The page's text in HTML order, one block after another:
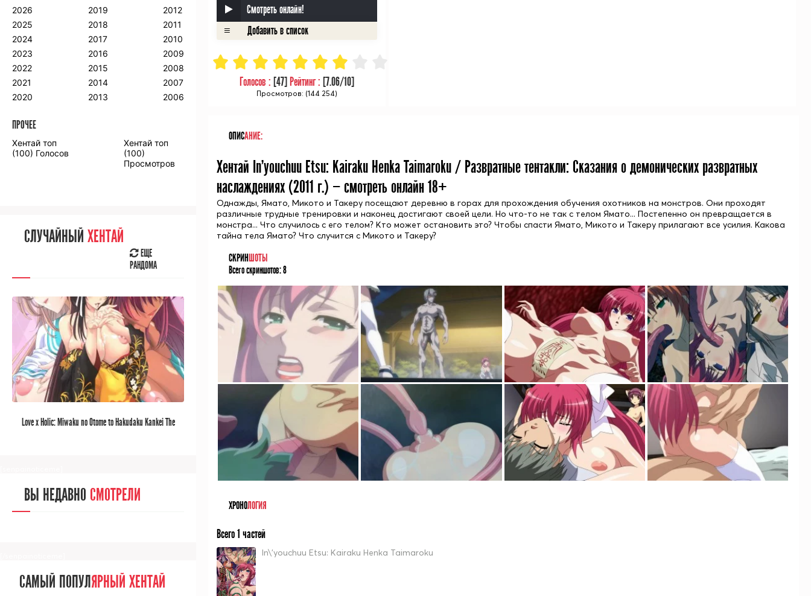
Смотреть онлайн!
Голосов : [47] Рейтинг : [7.06/10]
Просмотров: (144 254)
ОПИСАНИЕ:
Хентай In'youchuu Etsu: Kairaku Henka Taimaroku / Развратные тентакли: Сказания о демонических развратных
наслаждениях (2011 г.) — смотреть онлайн 18+
Однажды, Ямато, Микото и Такеру посещают деревню в горах для прохождения обучения охотников на монстров. Они проходят
различные трудные тренировки и наконец достигают своей цели. Но что-то не так с телом Ямато... Постепенно он превращается в
монстра... Что случилось с его телом? Кто может остановить это? Чтобы спасти Ямато, Микото и Такеру прилагают все усилия. Какова
тайна тела Ямато? Что случится с Микото и Такеру?
СКРИНШОТЫ
Всего скриншотов:8
ХРОНОЛОГИЯ
Всего 1 частей
In\'youchuu Etsu: Kairaku Henka Taimaroku
2022
2021
2020
2019
2018
2017
2016
2013
2012
2011
2010
2009
2008
2005
2004
2003
2002
2001
2000
ПРОЧЕЕ
Аниме фильмы Аниме OVA
СЛУЧАЙНОЕ АНИМЕ
РАНДОМА
ВЫ НЕДАВНОСМОТРЕЛИ
[/senpainoticeme]
САМЫЙ ПОПУЛЯРНЫЙ АНИМЕ
2026
2025
2024
2023
2022
2021
2020
2019
2018
2017
2016
2015
2014
2013
2012
2011
2010
2009
2008
2007
2006
ПРОЧЕЕ
Хентай топ
(100) Голосов
Хентай топ
(100)
Просмотров
СЛУЧАЙНЫЙ ХЕНТАЙ
ЕЩЕ
РАНДОМА
Love x Holic: Miwaku no Otome to Hakudaku Kankei The
ВЫ НЕДАВНО СМОТРЕЛИ
САМЫЙ ПОПУЛЯРНЫЙ ХЕНТАЙ